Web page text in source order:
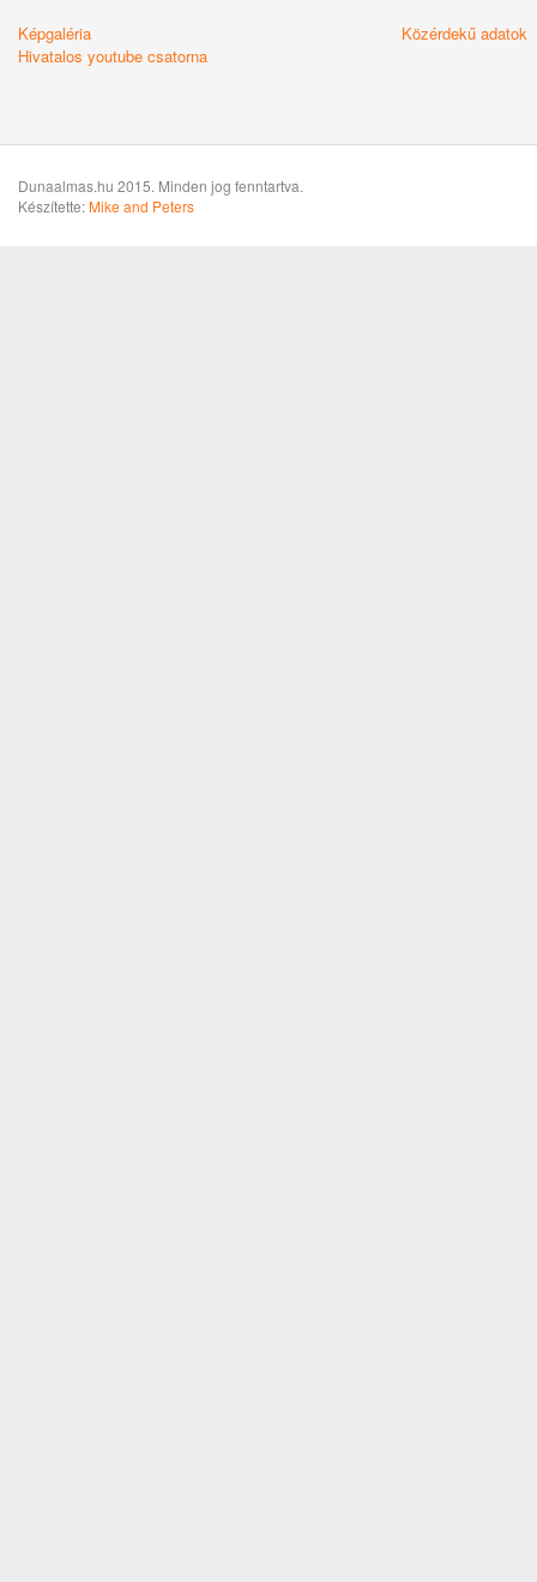
Képgaléria
Hivatalos youtube csatorna
Közérdekű adatok
Dunaalmas.hu 2015. Minden jog fenntartva.
Készítette:Mike and Peters